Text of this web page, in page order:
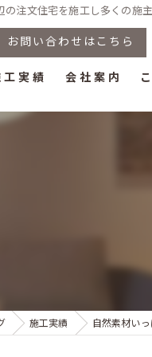
注文住宅を施工し多くの施
お問い合わせはこちら
工実績 会社案内
施工実績 自然素材い